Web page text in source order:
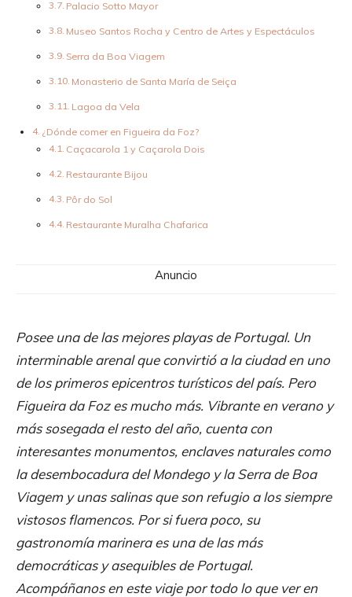
Palacio Sotto Mayor
Museo Santos Rocha y Centro de Artes y Espectáculos
Serra da Boa Viagem
Monasterio de Santa María de Seiça
Lagoa da Vela
¿Dónde comer en Figueira da Foz?
Caçacarola 1 y Caçarola Dois
Restaurante Bijou
Pôr do Sol
Restaurante Muralha Chafarica
Anuncio
Posee una de las mejores playas de Portugal. Un
interminable arenal que convirtió a la ciudad en uno
de los primeros epicentros turísticos del país. Pero
Figueira da Foz es mucho más. Vibrante en verano y
más sosegada el resto del año, cuenta con
interesantes monumentos, enclaves naturales como
la desembocadura del Mondego y la Serra de Boa
Viagem y unas salinas que son refugio a los siempre
vistosos flamencos. Por si fuera poco, su
gastronomía marinera es una de las más
democráticas y asequibles de Portugal.
Acompáñanos en este viaje por todo lo que ver en